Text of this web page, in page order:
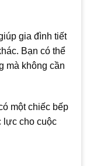
gia đình tiết
Bạn có thể
mà không cần
một chiếc bếp
lực cho cuộc